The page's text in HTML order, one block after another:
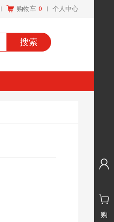
购物车 0 个人中心
搜索
购